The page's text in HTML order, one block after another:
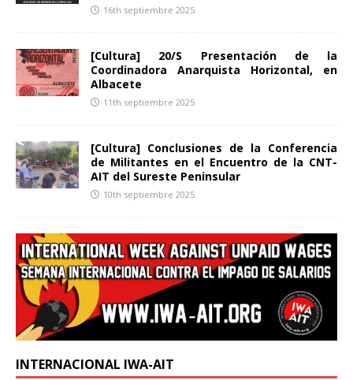
16th septiembre 2025
[Cultura] 20/S Presentación de la
Coordinadora Anarquista Horizontal, en
Albacete
11th septiembre 2025
[Cultura] Conclusiones de la Conferencia
de Militantes en el Encuentro de la CNT-
AIT del Sureste Peninsular
10th septiembre 2025
INTERNACIONAL IWA-AIT